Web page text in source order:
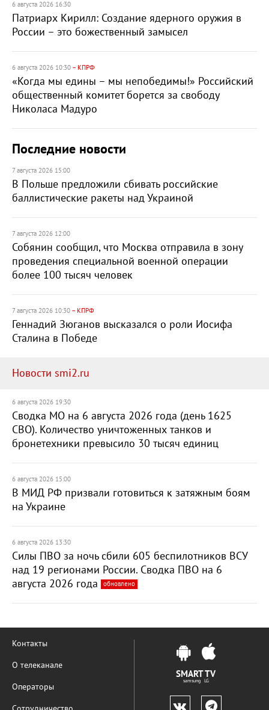
6 августа 2026 16:30
Патриарх Кирилл: Создание ядерного оружия в
России – это божественный замысел
6 августа 2026 10:30 – КПРФ
«Когда мы едины – мы непобедимы!» Российский
общественный комитет борется за свободу
Николаса Мадуро
Последние новости
7 августа 2026 15:00
В Польше предложили сбивать российские
баллистические ракеты над Украиной
7 августа 2026 12:00
Собянин сообщил, что Москва отправила в зону
проведения специальной военной операции
более 100 тысяч человек
7 августа 2026 10:30 – КПРФ
Геннадий Зюганов высказался о роли Иосифа
Сталина в Победе
Новости smi2.ru
6 августа 2026 19:30
Сводка МО на 6 августа 2026 года (день 1625
СВО). Количество уничтоженных танков и
бронетехники превысило 30 тысяч единиц
6 августа 2026 15:00
В МИД РФ призвали готовиться к затяжным боям
на Украине
6 августа 2026 13:30
Силы ПВО за ночь сбили 605 беспилотников ВСУ
над 19 регионами России. Сводка ПВО на 6
августа 2026 года
обновлено
Контакты
О телеканале
Операторы
SMART TV
samsung LG